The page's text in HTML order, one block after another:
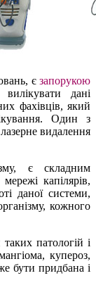
є запорукою
дані
фахівців, який
Один з
видалення
є складним
капілярів,
даної системи,
кожного
патологій і
купероз,
бути придбана і